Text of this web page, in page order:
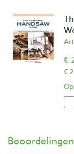
€
€
Beoordelingen